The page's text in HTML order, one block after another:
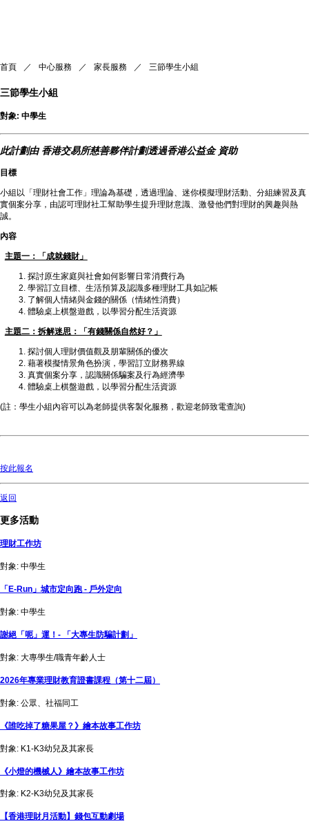
首頁 ／ 中心服務 ／ 家長服務 ／ 三節學生小組
三節學生小組
對象: 中學生
此計劃由 香港交易所慈善夥伴計劃透過香港公益金 資助
目標
小組以「理財社會工作」理論為基礎，透過理論、迷你模擬理財活動、分組練習及真
實個案分享，由認可理財社工幫助學生提升理財意識、激發他們對理財的興趣與熱
誠。
內容
主題一：「成就錢財」
探討原生家庭與社會如何影響日常消費行為
學習訂立目標、生活預算及認識多種理財工具如記帳
了解個人情緒與金錢的關係（情緒性消費）
體驗桌上棋盤遊戲，以學習分配生活資源
主題二：拆解迷思：「有錢關係自然好？」
探討個人理財價值觀及朋輩關係的優次
藉著模擬情景角色扮演，學習訂立財務界線
真實個案分享，認識關係騙案及行為經濟學
體驗桌上棋盤遊戲，以學習分配生活資源
(註：學生小組內容可以為老師提供客製化服務，歡迎老師致電查詢)
按此報名
返回
更多活動
理財工作坊
對象: 中學生
「E-Run」城市定向跑 - 戶外定向
對象: 中學生
謝絕「呃」運！- 「大專生防騙計劃」
對象: 大專學生/職青年齡人士
2026年專業理財教育證書課程（第十二屆）
對象: 公眾、社福同工
《誰吃掉了糖果屋？》繪本故事工作坊
對象: K1-K3幼兒及其家長
《小燈的機械人》繪本故事工作坊
對象: K2-K3幼兒及其家長
【香港理財月活動】錢包互動劇場